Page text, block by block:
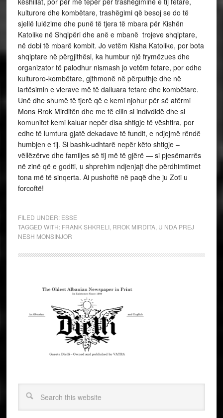
kulturore dhe kombëtare, trashëgimi që besoj se do të
sjellë lulëzime dhe punë të tjera të mbara për Kishën
Katolike në Shqipëri dhe anë e mbanë trojeve shqiptare,
në dobi të mbarë kombit. Jo vetëm Kisha Katolike, por bota
shqiptare në përgjithësi, ka humbur një frymëzues dhe
organizator të palodhur nismash jo vetëm fetare, por edhe
kulturoro-kombëtare, gjthmonë në përputhje dhe në
lartësimin e vlerave më të dalluara fetare dhe kombëtare.
Unë dhe shumë të tjerë që e kemi njohur për së afërmi
Mons Rrok Mirditën dhe me të cilin si indivdidë dhe si
komunitet kemi kaluar nepër disa shtigje të vështira, por
edhe të lumtura gjatë dekadave të fundit, e ndjejmë rëndë
humbjen e tij. Si bashk-udhtarë nepër këto shtigje –
vëllëzërve dhe familjes së tij më të gjërë — si pjesëmarrës
në zinë që e goditi, u shprehim ndjenjajt dhe përdhimtimet
tona më të sinqerta. Ai pushoftë në paqë dhe ju Zoti u
forcoftë!
FILED UNDER: ESSE
TAGGED WITH: FRANK SHKRELI, RROK MIRDITA, U NDA PREJ
NESH MONSINJOR